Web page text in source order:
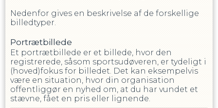
Nedenfor gives en beskrivelse af de forskellige
billedtyper.
Portrætbillede
Et portrætbillede er et billede, hvor den
registrerede, såsom sportsudøveren, er tydeligt i
(hoved)fokus for billedet. Det kan eksempelvis
være en situation, hvor din organisation
offentliggør en nyhed om, at du har vundet et
stævne, fået en pris eller lignende.